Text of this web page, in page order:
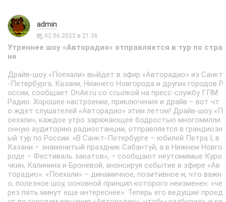
admin
02.06.2022 в 21:36
Утреннее шоу «Авторадио» отправляется в тур по стра
не
Драйв-шоу «Поехали» выйдет в эфир «Авторадио» из Санкт
-Петербурга, Казани, Нижнего Новгорода и других городов Р
оссии, сообщает OnAir.ru со ссылкой на пресс-службу ГПМ
Радио. Хорошее настроение, приключения и драйв – вот чт
о ждет слушателей «Авторадио» этим летом! Драйв-шоу «П
оехали», каждое утро заряжающее бодростью многомилли
онную аудиторию радиостанции, отправляется в грандиозн
ый тур по России. «В Санкт-Петербурге – юбилей Петра I, в
Казани – знаменитый праздник Сабантуй, а в Нижнем Новго
роде – Фестиваль закатов», – сообщают неутомимые Куро
чкин, Калинина и Броневой, анонсируя событие в эфире «Ав
торадио». «Поехали» – динамичное, позитивное и, что важн
о, полезное шоу, основной принцип которого неизменен: «че
рез пять минут еще интереснее». Теперь его ведущие проед